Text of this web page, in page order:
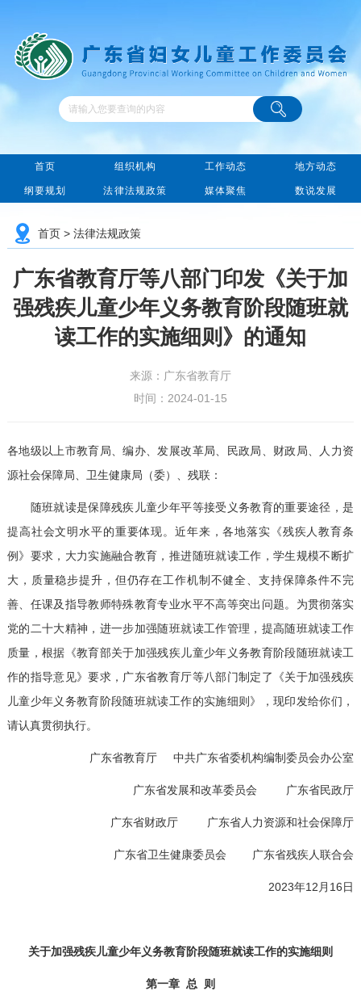
首页 组织机构 工作动态 地方动态
纲要规划 法律法规政策 媒体聚焦 数说发展
首页> 法律法规政策
广东省教育厅等八部门印发《关于加
强残疾儿童少年义务教育阶段随班就
读工作的实施细则》的通知
来源：广东省教育厅
时间：2024-01-15
各地级以上市教育局、编办、发展改革局、民政局、财政局、人力资
源社会保障局、卫生健康局（委）、残联：
随班就读是保障残疾儿童少年平等接受义务教育的重要途径，是
提高社会文明水平的重要体现。近年来，各地落实《残疾人教育条
例》要求，大力实施融合教育，推进随班就读工作，学生规模不断扩
大，质量稳步提升，但仍存在工作机制不健全、支持保障条件不完
善、任课及指导教师特殊教育专业水平不高等突出问题。为贯彻落实
党的二十大精神，进一步加强随班就读工作管理，提高随班就读工作
质量，根据《教育部关于加强残疾儿童少年义务教育阶段随班就读工
作的指导意见》要求，广东省教育厅等八部门制定了《关于加强残疾
儿童少年义务教育阶段随班就读工作的实施细则》，现印发给你们，
请认真贯彻执行。
广东省教育厅 中共广东省委机构编制委员会办公室
广东省发展和改革委员会 广东省民政厅
广东省财政厅 广东省人力资源和社会保障厅
广东省卫生健康委员会 广东省残疾人联合会
2023年12月16日
关于加强残疾儿童少年义务教育阶段随班就读工作的实施细则
第一章 总 则